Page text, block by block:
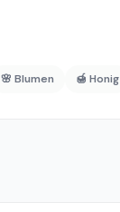
🌸 Blumen 🍯 Honig